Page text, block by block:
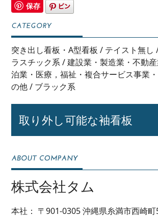
保存
突き出し看板・A型看板 / テイスト無し
ラスチック系/建設業・製造業・不動
泊業・医療，福祉・複合サービス事業
の他/ ブラック系
取り外し可能な袖看板
株式会社タム
本社： 〒901-0305沖縄県糸満市西崎